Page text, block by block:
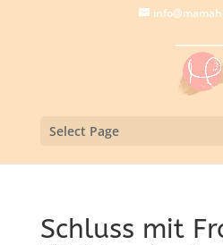
Select Page
Schluss mit